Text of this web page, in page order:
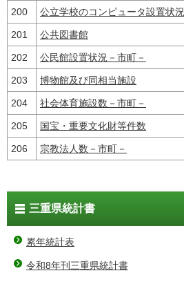
200 公立学校のコンピュータ設置状況
201 公共図書館
202 公民館設置状況－市町－
203 博物館及び同相当施設
204 社会体育施設数－市町－
205 国宝・重要文化財等件数
206 宗教法人数－市町－
三重県統計書
累年統計表
令和8年刊三重県統計書